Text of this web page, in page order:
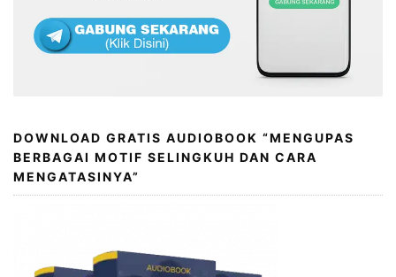
DOWNLOAD GRATIS AUDIOBOOK “MENGUPAS
BERBAGAI MOTIF SELINGKUH DAN CARA
MENGATASINYA”